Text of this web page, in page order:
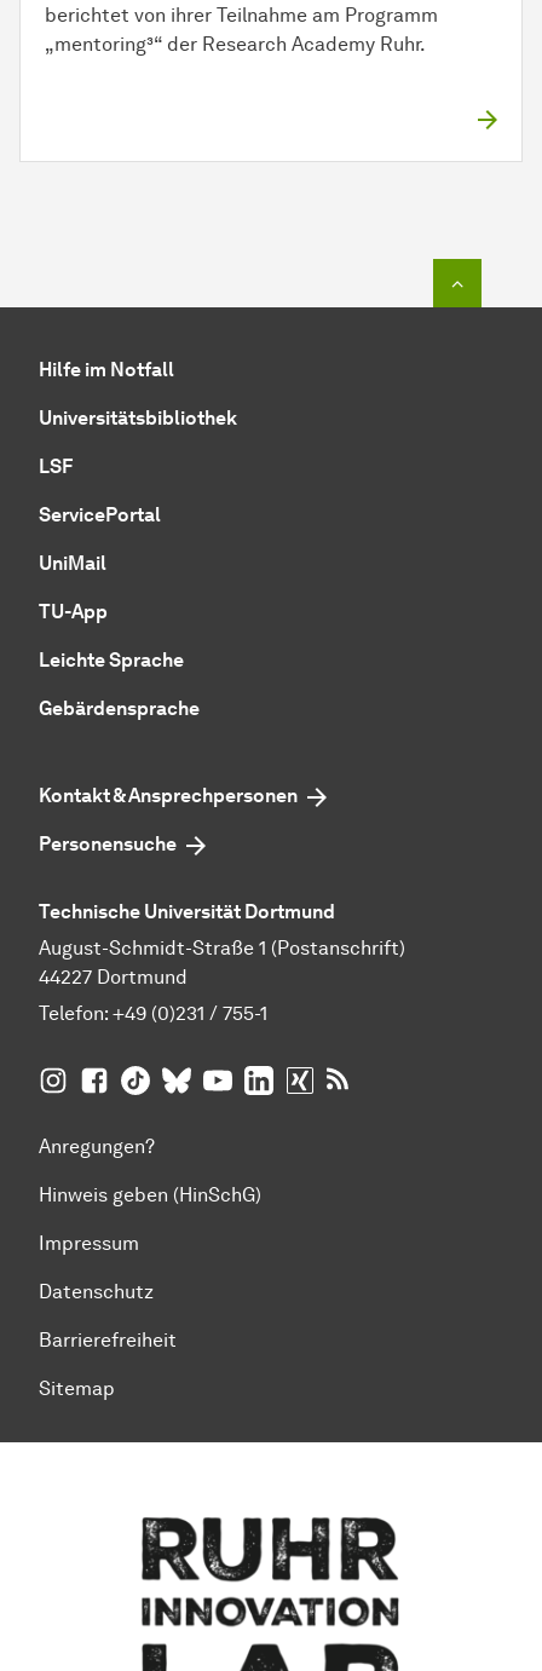
berichtet von ihrer Teilnahme am Programm
„mentoring³“ der Research Academy Ruhr.
Hilfe im Notfall
Universitätsbibliothek
LSF
ServicePortal
UniMail
TU-App
Leichte Sprache
Gebärdensprache
Kontakt & Ansprechpersonen
Personensuche
Technische Universität Dortmund
August-Schmidt-Straße 1 (Postanschrift)
44227 Dortmund
Telefon: +49 (0)231 / 755-1
TU Dortmund aufInsta­gram
TU Dortmund auf Facebook
TU Dortmund auf TikTok
TU Dortmund auf BlueSky
TU Dortmund auf YouTube
TU Dortmund auf LinkedIn
TU Dortmund auf XING
Anregungen?
Hinweis geben (HinSchG)
Impressum
Datenschutz
Barrierefreiheit
Sitemap